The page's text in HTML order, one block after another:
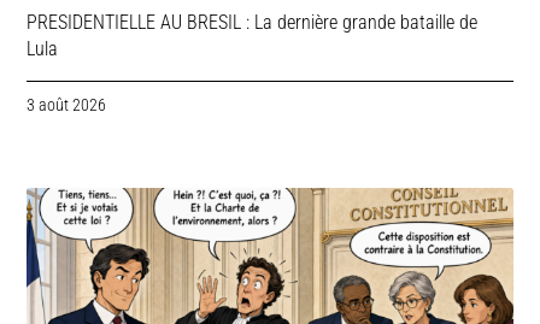
PRESIDENTIELLE AU BRESIL : La dernière grande bataille de
Lula
3 août 2026